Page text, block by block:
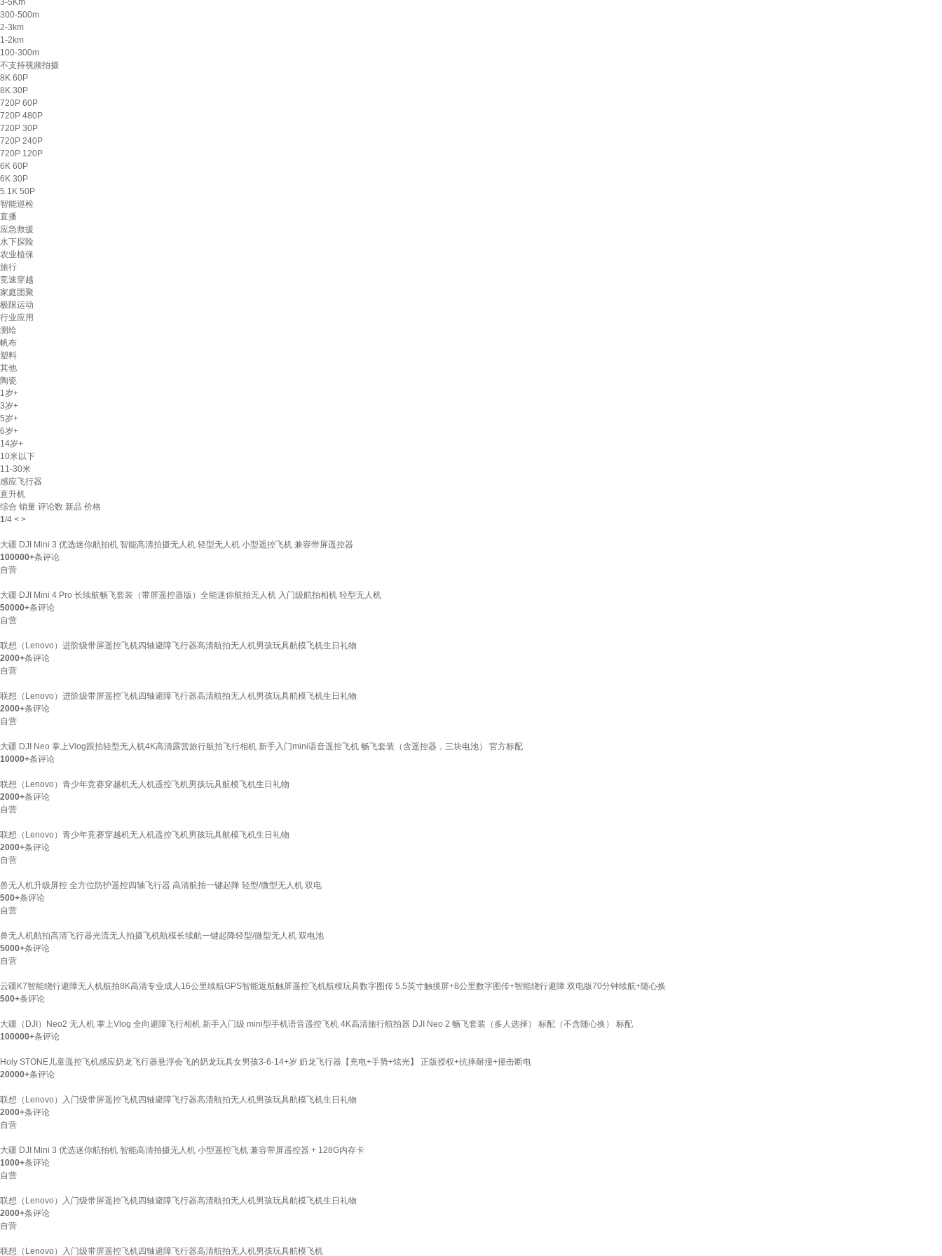
3-5Km
300-500m
2-3km
1-2km
100-300m
不支持视频拍摄
8K 60P
8K 30P
720P 60P
720P 480P
720P 30P
720P 240P
720P 120P
6K 60P
6K 30P
5.1K 50P
智能巡检
直播
应急救援
水下探险
农业植保
旅行
竞速穿越
家庭团聚
极限运动
行业应用
测绘
帆布
塑料
其他
陶瓷
1岁+
3岁+
5岁+
6岁+
14岁+
10米以下
11-30米
感应飞行器
直升机
综合 销量 评论数 新品 价格
1/4 < >
大疆 DJI Mini 3 优选迷你航拍机 智能高清拍摄无人机 轻型无人机 小型遥控飞机 兼容带屏遥控器
100000+条评论
自营
大疆 DJI Mini 4 Pro 长续航畅飞套装（带屏遥控器版）全能迷你航拍无人机 入门级航拍相机 轻型无人机
50000+条评论
自营
联想（Lenovo）进阶级带屏遥控飞机四轴避障飞行器高清航拍无人机男孩玩具航模飞机生日礼物
2000+条评论
自营
联想（Lenovo）进阶级带屏遥控飞机四轴避障飞行器高清航拍无人机男孩玩具航模飞机生日礼物
2000+条评论
自营
大疆 DJI Neo 掌上Vlog跟拍轻型无人机4K高清露营旅行航拍飞行相机 新手入门mini语音遥控飞机 畅飞套装（含遥控器，三块电池） 官方标配
10000+条评论
联想（Lenovo）青少年竞赛穿越机无人机遥控飞机男孩玩具航模飞机生日礼物
2000+条评论
自营
联想（Lenovo）青少年竞赛穿越机无人机遥控飞机男孩玩具航模飞机生日礼物
2000+条评论
自营
兽无人机升级屏控 全方位防护遥控四轴飞行器 高清航拍一键起降 轻型/微型无人机 双电
500+条评论
自营
兽无人机航拍高清飞行器光流无人拍摄飞机航模长续航一键起降轻型/微型无人机 双电池
5000+条评论
自营
云疆K7智能绕行避障无人机航拍8K高清专业成人16公里续航GPS智能返航触屏遥控飞机航模玩具数字图传 5.5英寸触摸屏+8公里数字图传+智能绕行避障 双电版70分钟续航+随心换
500+条评论
大疆（DJI）Neo2 无人机 掌上Vlog 全向避障飞行相机 新手入门级 mini型手机语音遥控飞机 4K高清旅行航拍器 DJI Neo 2 畅飞套装（多人选择） 标配（不含随心换） 标配
100000+条评论
Holy STONE儿童遥控飞机感应奶龙飞行器悬浮会飞的奶龙玩具女男孩3-6-14+岁 奶龙飞行器【充电+手势+炫光】 正版授权+抗摔耐撞+撞击断电
20000+条评论
联想（Lenovo）入门级带屏遥控飞机四轴避障飞行器高清航拍无人机男孩玩具航模飞机生日礼物
2000+条评论
自营
大疆 DJI Mini 3 优选迷你航拍机 智能高清拍摄无人机 小型遥控飞机 兼容带屏遥控器 + 128G内存卡
1000+条评论
自营
联想（Lenovo）入门级带屏遥控飞机四轴避障飞行器高清航拍无人机男孩玩具航模飞机生日礼物
2000+条评论
自营
联想（Lenovo）入门级带屏遥控飞机四轴避障飞行器高清航拍无人机男孩玩具航模飞机